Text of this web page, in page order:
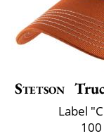
Stetson
Label